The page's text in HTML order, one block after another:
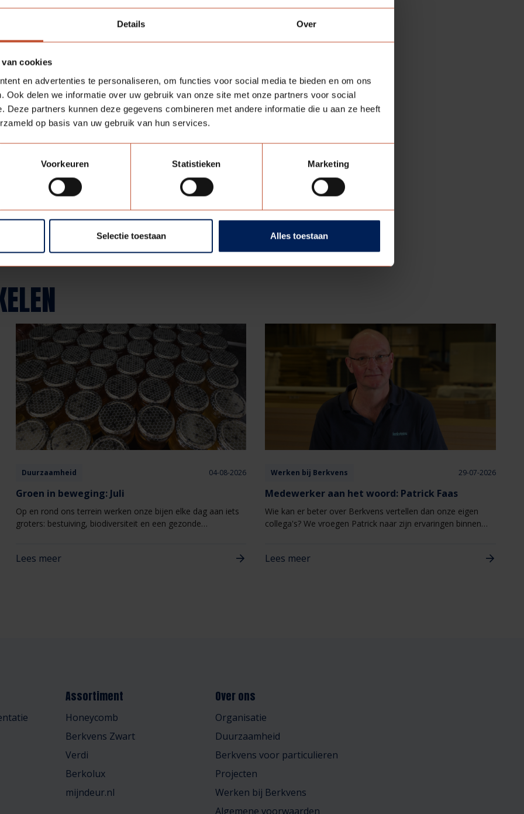
Details Over
van cookies
en advertenties te personaliseren, om functies voor social media te bieden en om ons
Ook delen we informatie over uw gebruik van onze site met onze partners voor social
Deze partners kunnen deze gegevens combineren met andere informatie die u aan ze heeft
op basis van uw gebruik van hun services.
Voorkeuren Statistieken Marketing
Selectie toestaan Alles toestaan
deuren die niet regelmatig gebruikt worden zoals meterkast en bergingsdeuren
B;
deuren een project nodig heeft, bespreken we graag samen de gewenste
van de nieuwe eisen en uitleg over de Brandklasse vind je in de
https://lnkd.in/eunFyctA
Deel deze pagina:
Duurzaamheid 04-08-2026
Groen in beweging: Juli
Op en rond ons terrein werken onze bijen elke dag aan iets
groters: bestuiving, biodiversiteit en een gezonde
Lees meer
Werken bij Berkvens 29-07-2026
Medewerker aan het woord: Patrick Faas
Wie kan er beter over Berkvens vertellen dan onze eigen
collega's? We vroegen Patrick naar zijn ervaringen binnen
Lees meer
Assortiment
Honeycomb
Berkvens Zwart
Verdi
Berkolux
mijndeur.nl
Over ons
Organisatie
Duurzaamheid
Berkvens voor particulieren
Projecten
Werken bij Berkvens
Algemene voorwaarden